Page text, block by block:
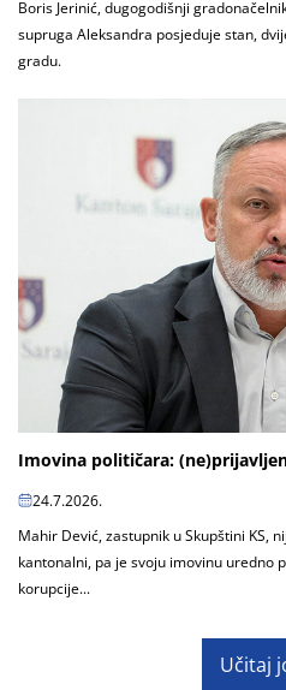
Boris Jerinić, dugogodišnji
supruga Aleksandra posjeduje stan,
gradu.
Imovina političara:
24.7.2026.
Mahir Dević, zastupnik u Skupštini KS,
kantonalni, pa je svoju imovinu uredno
korupcije...
Učitaj